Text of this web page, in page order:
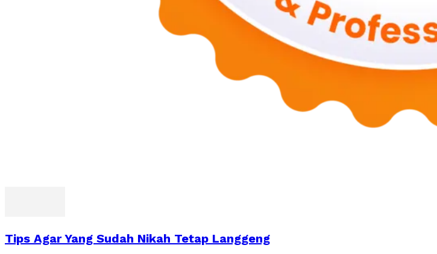
Tips Agar Yang Sudah Nikah Tetap Langgeng